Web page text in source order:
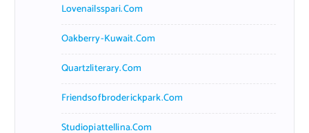
Lovenailsspari.com
Oakberry-Kuwait.com
Quartzliterary.com
Friendsofbroderickpark.com
Studiopiattellina.com